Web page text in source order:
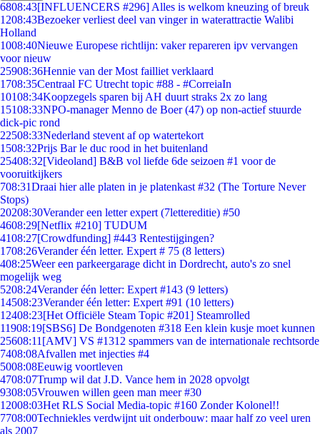
6808:43[INFLUENCERS #296] Alles is welkom kneuzing of breuk
1208:43Bezoeker verliest deel van vinger in waterattractie Walibi
Holland
1008:40Nieuwe Europese richtlijn: vaker repareren ipv vervangen
voor nieuw
25908:36Hennie van der Most failliet verklaard
1708:35Centraal FC Utrecht topic #88 - #CorreiaIn
10108:34Koopzegels sparen bij AH duurt straks 2x zo lang
15108:33NPO-manager Menno de Boer (47) op non-actief stuurde
dick-pic rond
22508:33Nederland stevent af op watertekort
1508:32Prijs Bar le duc rood in het buitenland
25408:32[Videoland] B&B vol liefde 6de seizoen #1 voor de
vooruitkijkers
708:31Draai hier alle platen in je platenkast #32 (The Torture Never
Stops)
20208:30Verander een letter expert (7lettereditie) #50
4608:29[Netflix #210] TUDUM
4108:27[Crowdfunding] #443 Rentestijgingen?
1708:26Verander één letter. Expert # 75 (8 letters)
408:25Weer een parkeergarage dicht in Dordrecht, auto's zo snel
mogelijk weg
5208:24Verander één letter: Expert #143 (9 letters)
14508:23Verander één letter: Expert #91 (10 letters)
12408:23[Het Officiële Steam Topic #201] Steamrolled
11908:19[SBS6] De Bondgenoten #318 Een klein kusje moet kunnen
25608:11 [AMV] VS #1312 spammers van de internationale rechtsorde
7408:08Afvallen met injecties #4
5008:08Eeuwig voortleven
4708:07Trump wil dat J.D. Vance hem in 2028 opvolgt
9308:05Vrouwen willen geen man meer #30
12008:03Het RLS Social Media-topic #160 Zonder Kolonel!!
7708:00Techniekles verdwijnt uit onderbouw: maar half zo veel uren
als 2007